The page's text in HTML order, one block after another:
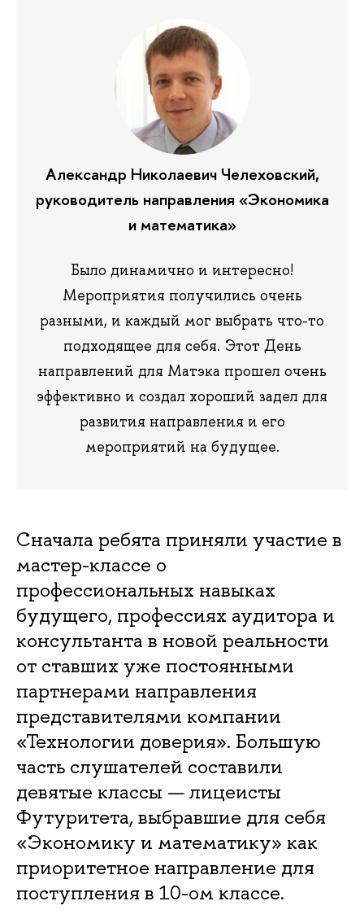
Александр Николаевич Челеховский,
руководитель направления «Экономика
и математика»
Было динамично и интересно!
Мероприятия получились очень
разными, и каждый мог выбрать что-то
подходящее для себя. Этот День
направлений для Матэка прошел очень
эффективно и создал хороший задел для
развития направления и его
мероприятий на будущее.
Сначала ребята приняли участие в
мастер-классе о
профессиональных навыках
будущего, профессиях аудитора и
консультанта в новой реальности
от ставших уже постоянными
партнерами направления
представителями компании
«Технологии доверия». Большую
часть слушателей составили
девятые классы — лицеисты
Футуритета, выбравшие для себя
«Экономику и математику» как
приоритетное направление для
поступления в 10-ом классе.